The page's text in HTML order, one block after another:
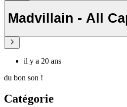
Madvillain - All
il y a 20 ans
du bon son !
Catégorie